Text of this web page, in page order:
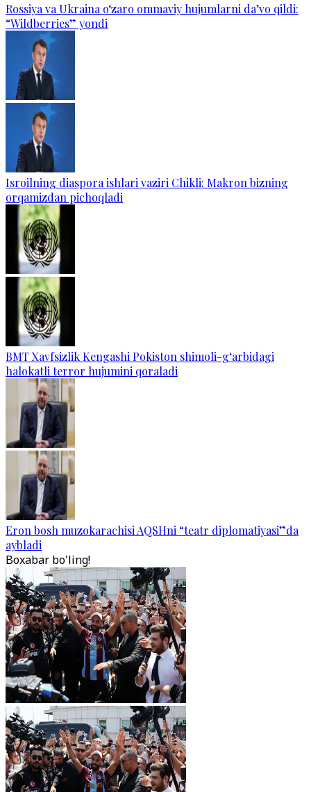
Rossiya va Ukraina o‘zaro ommaviy hujumlarni da’vo qildi:
“Wildberries” yondi
Isroilning diaspora ishlari vaziri Chikli: Makron bizning
orqamizdan pichoqladi
BMT Xavfsizlik Kengashi Pokiston shimoli-g‘arbidagi
halokatli terror hujumini qoraladi
Eron bosh muzokarachisi AQSHni “teatr diplomatiyasi”da
aybladi
Boxabar bo'ling!